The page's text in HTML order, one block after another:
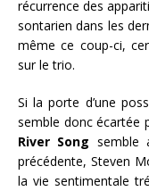
récurrence des
sontarien dans les
même ce coup-ci,
sur le trio.
Si la porte d’une
semble donc écartée
River Song semble
précédente, Steven
la vie sentimentale